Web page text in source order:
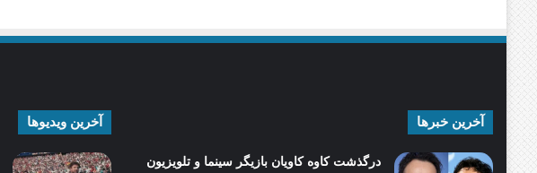
آخرین خبرها
درگذشت کاوه کاویان بازیگر سینما و تلویزیون
آخرین ویدیوها